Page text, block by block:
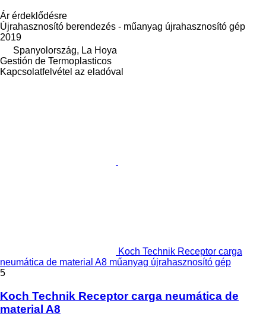
Ár érdeklődésre
Újrahasznosító berendezés - műanyag újrahasznosító gép
2019
Spanyolország, La Hoya
Gestión de Termoplasticos
Kapcsolatfelvétel az eladóval
Koch Technik Receptor carga
neumática de material A8 műanyag újrahasznosító gép
5
Koch Technik Receptor carga neumática de
material A8